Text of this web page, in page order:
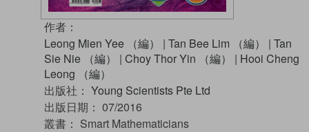
作者：
Leong Mien Yee （編）
| Tan Bee Lim （編） | Tan
Sie Nie （編）
| Choy Thor Yin （編） | Hooi Cheng
Leong （編）
出版社： Young Scientists Pte Ltd
出版日期： 07/2016
叢書： Smart Mathematicians